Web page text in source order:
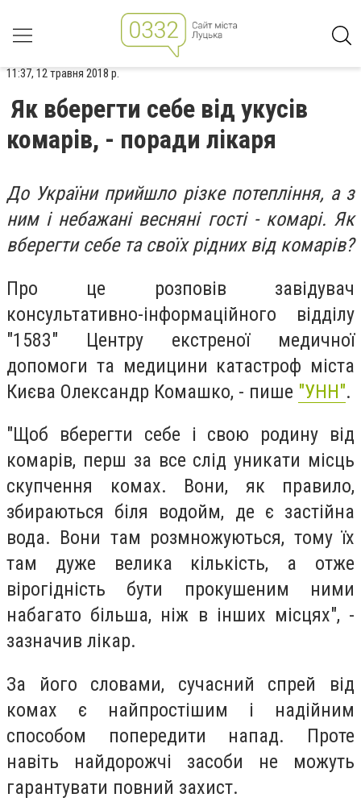
11:37, 12 травня 2018 р.
Як вберегти себе від укусів
комарів, - поради лікаря
До України прийшло різке потепління, а з
ним і небажані весняні гості - комарі. Як
вберегти себе та своїх рідних від комарів?
Про це розповів завідувач
консультативно-інформаційного відділу
"1583" Центру екстреної медичної
допомоги та медицини катастроф міста
Києва Олександр Комашко, - пише "УНН".
"Щоб вберегти себе і свою родину від
комарів, перш за все слід уникати місць
скупчення комах. Вони, як правило,
збираються біля водойм, де є застійна
вода. Вони там розмножуються, тому їх
там дуже велика кількість, а отже
вірогідність бути прокушеним ними
набагато більша, ніж в інших місцях", -
зазначив лікар.
За його словами, сучасний спрей від
комах є найпростішим і надійним
способом попередити напад. Проте
навіть найдорожчі засоби не можуть
гарантувати повний захист.